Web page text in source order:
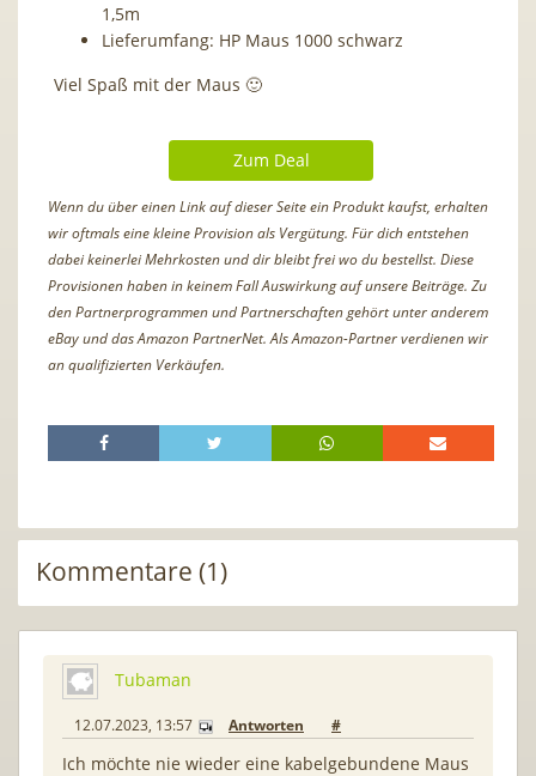
1,5m
Lieferumfang: HP Maus 1000 schwarz
Viel Spaß mit der Maus 🙂
Zum Deal
Wenn du über einen Link auf dieser Seite ein Produkt kaufst, erhalten
wir oftmals eine kleine Provision als Vergütung. Für dich entstehen
dabei keinerlei Mehrkosten und dir bleibt frei wo du bestellst. Diese
Provisionen haben in keinem Fall Auswirkung auf unsere Beiträge. Zu
den Partnerprogrammen und Partnerschaften gehört unter anderem
eBay und das Amazon PartnerNet. Als Amazon-Partner verdienen wir
an qualifizierten Verkäufen.
Kommentare (1)
Tubaman
12.07.2023, 13:57 Antworten #
Ich möchte nie wieder eine kabelgebundene Maus